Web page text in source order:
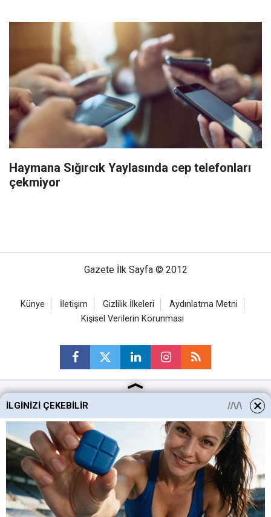
Haymana Sığırcık Yaylasında cep telefonları
çekmiyor
Gazete İlk Sayfa © 2012
Künye İletişim Gizlilik İlkeleri
Aydınlatma Metni
Kişisel Verilerin Korunması
Ankara Haberleri
Keçiören Haberleri
Altındağ Haberleri
Sincan Haberleri
Mamak Haberleri
İLGINIZI ÇEKEBILIR